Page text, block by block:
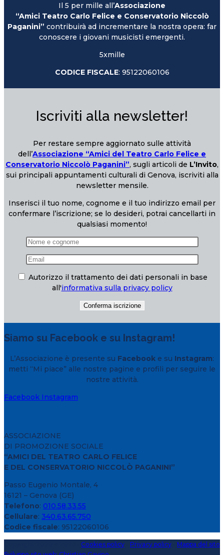
Il 5 per mille all’Associazione
“Amici Teatro Carlo Felice e Conservatorio Niccolò
Paganini” contribuirà ad incrementare la nostra opera: far
conoscere i giovani musicisti emergenti.
5xmille
CODICE FISCALE: 95122060106
Iscriviti alla newsletter!
Per restare sempre aggiornato sulle attività
dell’Associazione “Amici del Teatro Carlo Felice e
Conservatorio Niccolò Paganini”, sugli articoli de L’Invito,
sui principali appuntamenti culturali di Genova, iscriviti alla
newsletter mensile.
Inserisci il tuo nome, cognome e il tuo indirizzo email per
confermare l’iscrizione; se lo desideri, potrai cancellarti in
qualsiasi momento!
Autorizzo il trattamento dei dati personali in base
all'informativa sulla privacy policy
Siamo su Facebook e su Instagram!
L’Associazione è presente su Facebook e su Instagram:
metti “Mi piace” alle nostre pagine e profili per seguire le
nostre attività.
Facebook Instagram
ASSOCIAZIONE
DI PROMOZIONE SOCIALE
“AMICI DEL TEATRO CARLO FELICE
E DEL CONSERVATORIO NICCOLÒ PAGANINI”
Passo Eugenio Montale, 4
16121 – Genova (GE)
Telefono: 010.58.33.55
Cellulare: 340.63.65.750
Codice fiscale: 95122060106
Cookies policy Privacy policy
Mappa del sito